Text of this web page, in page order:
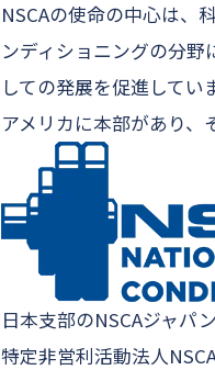
NSCAの使命の中心は、
ンディショニングの分
しての発展を促進してい
アメリカに本部があり、
日本支部のNSCAジャパン
特定非営利活動法人